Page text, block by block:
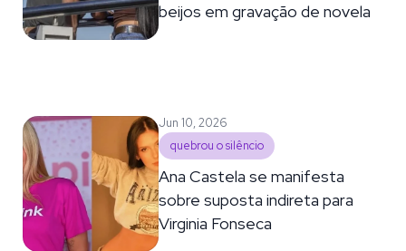
beijos em gravação de novela
Jun 10, 2026
quebrou o silêncio
Ana Castela se manifesta
sobre suposta indireta para
Virginia Fonseca